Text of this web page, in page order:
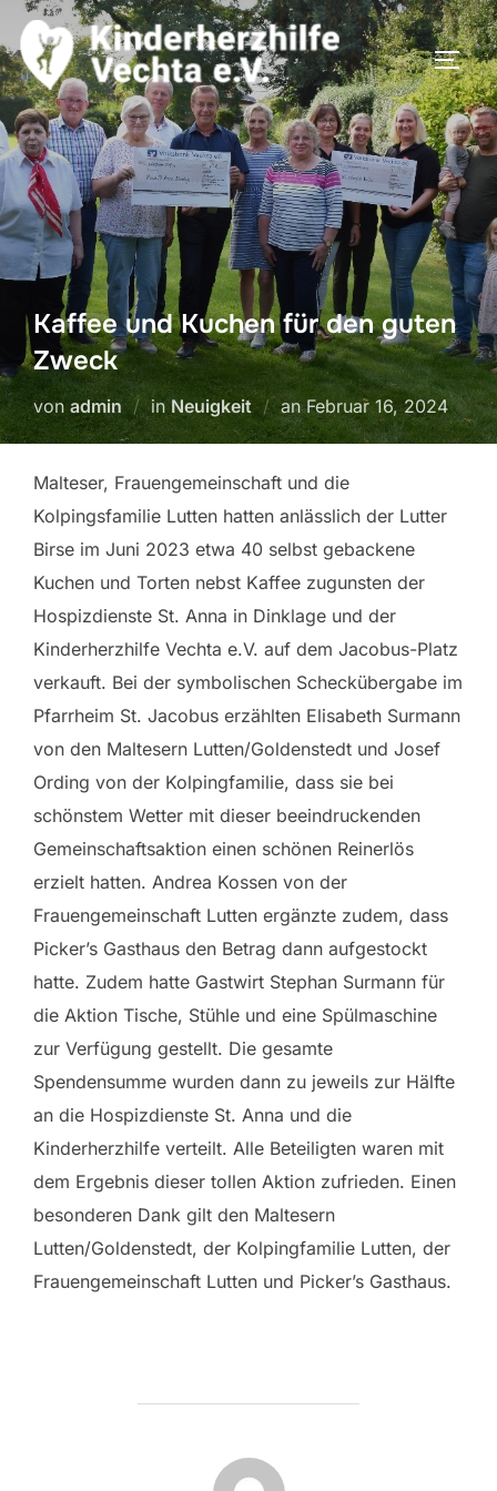
Zum
Inhalt
springen
Kaffee und Kuchen für den guten
Zweck
von admin inNeuigkeit anVeröffentlicht
am
Februar 16, 2024
Malteser, Frauengemeinschaft und die
Kolpingsfamilie Lutten hatten anlässlich der Lutter
Birse im Juni 2023 etwa 40 selbst gebackene
Kuchen und Torten nebst Kaffee zugunsten der
Hospizdienste St. Anna in Dinklage und der
Kinderherzhilfe Vechta e.V. auf dem Jacobus-Platz
verkauft. Bei der symbolischen Scheckübergabe im
Pfarrheim St. Jacobus erzählten Elisabeth Surmann
von den Maltesern Lutten/Goldenstedt und Josef
Ording von der Kolpingfamilie, dass sie bei
schönstem Wetter mit dieser beeindruckenden
Gemeinschaftsaktion einen schönen Reinerlös
erzielt hatten. Andrea Kossen von der
Frauengemeinschaft Lutten ergänzte zudem, dass
Picker’s Gasthaus den Betrag dann aufgestockt
hatte. Zudem hatte Gastwirt Stephan Surmann für
die Aktion Tische, Stühle und eine Spülmaschine
zur Verfügung gestellt. Die gesamte
Spendensumme wurden dann zu jeweils zur Hälfte
an die Hospizdienste St. Anna und die
Kinderherzhilfe verteilt. Alle Beteiligten waren mit
dem Ergebnis dieser tollen Aktion zufrieden. Einen
besonderen Dank gilt den Maltesern
Lutten/Goldenstedt, der Kolpingfamilie Lutten, der
Frauengemeinschaft Lutten und Picker’s Gasthaus.
BEITRAGSAUTOR